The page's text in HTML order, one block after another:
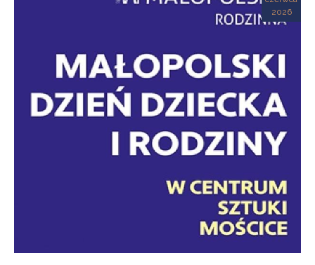
2026